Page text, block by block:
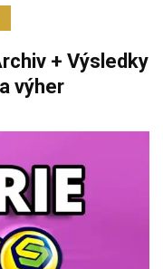
+ Výsledky
výher